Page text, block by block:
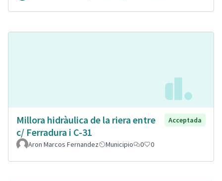
Millora hidràulica de la riera entre
c/ Ferradura i C-31
Acceptada
Aron Marcos Fernandez Municipio 0 0